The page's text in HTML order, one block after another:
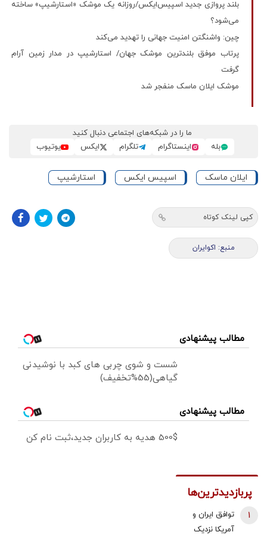
بلند پروازی جدید اسپیس‌ایکس/روزانه یک موشک «استارشیپ» ساخته
می‌شود؟
چین: واشنگتن امنیت جهانی را تهدید می‌کند
پرتاب موفق بلندترین موشک جهان/ استارشیپ در مدار زمین آرام
گرفت
موشک ایلان ماسک منفجر شد
ما را در شبکه‌های اجتماعی دنبال کنید
بله
اینستاگرام تلگرام ایکس یوتیوب
ایلان ماسک اسپیس ایکس استارشیپ
کپی لینک کوتاه
منبع: اکوایران
مطالب پیشنهادی
شست و شوی چربی های کبد با نوشیدنی
گیاهی(55%تخفیف)
مطالب پیشنهادی
500$ هدیه به کاربران جدید،ثبت نام کن
پربازدیدترین‌ها
توافق ایران و
آمریکا نزدیک
1